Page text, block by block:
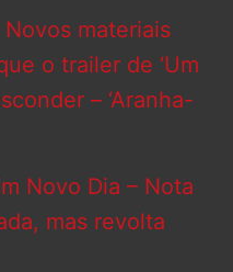
materiais
o trailer de ‘Um
– ‘Aranha-
Novo Dia – Nota
mas revolta